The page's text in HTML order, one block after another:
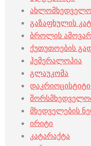
გაზაფხულის
ბროლის
ქუთუთოების
ჰემერალოპია
გლაუკომა
დაკრიოცისტიტი
მხედველების
ირიტი
კატარაქტა